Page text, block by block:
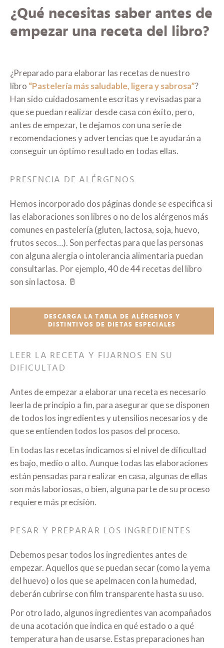
¿Qué necesitas saber antes de
empezar una receta del libro?
¿Preparado para elaborar las recetas de nuestro
libro “Pastelería más saludable, ligera y sabrosa”?
Han sido cuidadosamente escritas y revisadas para
que se puedan realizar desde casa con éxito, pero,
antes de empezar, te dejamos con una serie de
recomendaciones y advertencias que te ayudarán a
conseguir un óptimo resultado en todas ellas.
PRESENCIA DE ALÉRGENOS
Hemos incorporado dos páginas donde se especifica si
las elaboraciones son libres o no de los alérgenos más
comunes en pastelería (gluten, lactosa, soja, huevo,
frutos secos…). Son perfectas para que las personas
con alguna alergia o intolerancia alimentaria puedan
consultarlas. Por ejemplo, 40 de 44 recetas del libro
son sin lactosa. 🥛
DESCARGA LA TABLA DE ALÉRGENOS Y
DISTINTIVOS DE DIETAS ESPECIALES
LEER LA RECETA Y FIJARNOS EN SU
DIFICULTAD
Antes de empezar a elaborar una receta es necesario
leerla de principio a fin, para asegurar que se disponen
de todos los ingredientes y utensilios necesarios y de
que se entienden todos los pasos del proceso.
En todas las recetas indicamos si el nivel de dificultad
es bajo, medio o alto. Aunque todas las elaboraciones
están pensadas para realizar en casa, algunas de ellas
son más laboriosas, o bien, alguna parte de su proceso
requiere más precisión.
PESAR Y PREPARAR LOS INGREDIENTES
Debemos pesar todos los ingredientes antes de
empezar. Aquellos que se puedan secar (como la yema
del huevo) o los que se apelmacen con la humedad,
deberán cubrirse con film transparente hasta su uso.
Por otro lado, algunos ingredientes van acompañados
de una acotación que indica en qué estado o a qué
temperatura han de usarse. Estas preparaciones han